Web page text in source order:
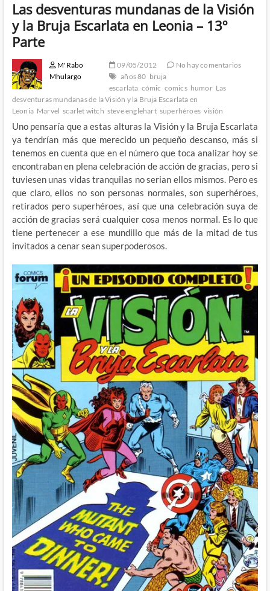
Las desventuras mundanas de la Visión
y la Bruja Escarlata en Leonia – 13º
Parte
M'Rabo
Mhulargo
09/05/2012
No hay comentarios
años 80 bruja
escarlata cómic comics humor Las
desventuras mundanas de la Visión y la Bruja Escarlata en
Leonia Marvel scarlet witch steve englehart superhéroes visión
Uno pensaría que a estas alturas la Visión y la Bruja Escarlata
ya tendrían más que merecido un pequeño descanso, más si
tenemos en cuenta que en el número que toca analizar hoy se
encontraban en plena celebración de acción de gracias, pero si
tuviesen unas vidas tranquilas no serian ellos mismos. Pero es
que claro, ellos no son personas normales, son superhéroes,
retirados pero superhéroes, así que una celebración suya de
acción de gracias será cualquier cosa menos normal. Es lo que
tiene pertenecer a ese mundillo que más de la mitad de tus
invitados a cenar sean superpoderosos.